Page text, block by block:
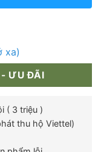
xa)
- ƯU ĐÃI
( 3 triệu )
thu hộ Viettel)